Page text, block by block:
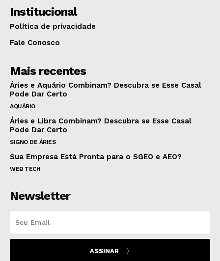
Institucional
Política de privacidade
Fale Conosco
Mais recentes
Áries e Aquário Combinam? Descubra se Esse Casal
Pode Dar Certo
AQUÁRIO
Áries e Libra Combinam? Descubra se Esse Casal
Pode Dar Certo
SIGNO DE ÁRIES
Sua Empresa Está Pronta para o SGEO e AEO?
WEB TECH
Newsletter
ASSINAR